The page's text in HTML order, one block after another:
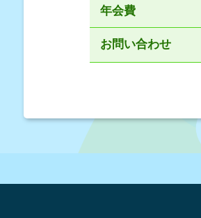
年会費
お問い合わせ